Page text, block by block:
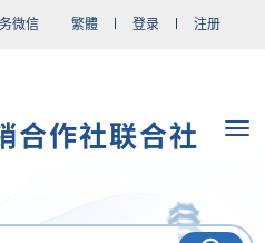
微信 繁體 登录 注册
合作社联合社